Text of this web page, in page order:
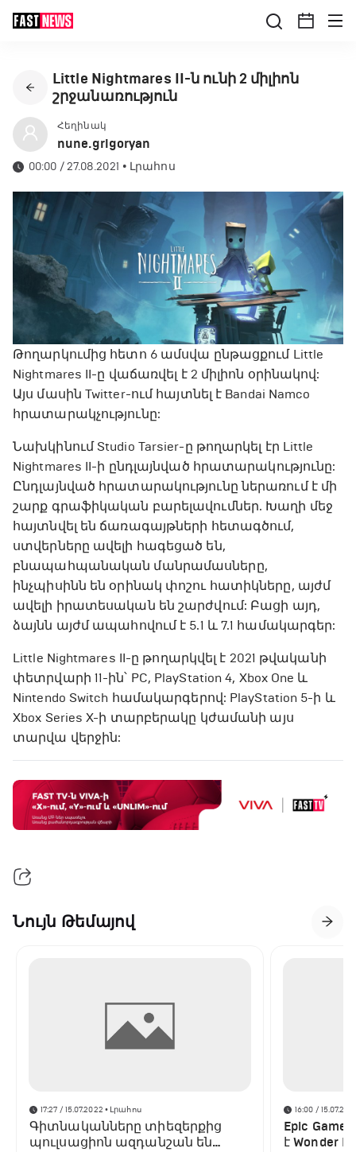
Little Nightmares II-ն ունի 2 միլիոն
շրջանառություն
Հեղինակ
nune.grigoryan
00:00 / 27.08.2021 • Լրահոս
Թողարկումից հետո 6 ամսվա ընթացքում Little
Nightmares II-ը վաճառվել է 2 միլիոն օրինակով:
Այս մասին Twitter-ում հայտնել է Bandai Namco
հրատարակչությունը:
Նախկինում Studio Tarsier-ը թողարկել էր Little
Nightmares II-ի ընդլայնված հրատարակությունը:
Ընդլայնված հրատարակությունը ներառում է մի
շարք գրաֆիկական բարելավումներ. Խաղի մեջ
հայտնվել են ճառագայթների հետագծում,
ստվերները ավելի հագեցած են,
բնապահպանական մանրամասները,
ինչպիսինն են օրինակ փոշու հատիկները, այժմ
ավելի իրատեսական են շարժվում: Բացի այդ,
ձայնն այժմ ապահովում է 5.1 և 7.1 համակարգեր:
Little Nightmares II-ը թողարկվել է 2021 թվականի
փետրվարի 11-ին՝ PC, PlayStation 4, Xbox One և
Nintendo Switch համակարգերով: PlayStation 5-ի և
Xbox Series X-ի տարբերակը կժամանի այս
տարվա վերջին:
Նույն Թեմայով
17:27 / 15.07.2022 • Լրահոս
Գիտնականները տիեզերքից
պուլսացիոն ազդանշան են
16:00 /
Epic
է Wonder